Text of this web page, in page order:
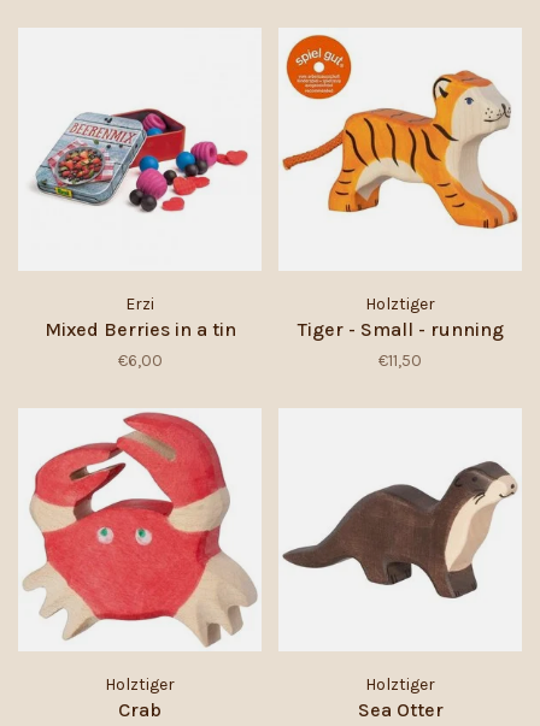
Erzi
Mixed Berries in a tin
€6,00
Holztiger
Tiger - Small - running
€11,50
Holztiger
Crab
Holztiger
Sea Otter